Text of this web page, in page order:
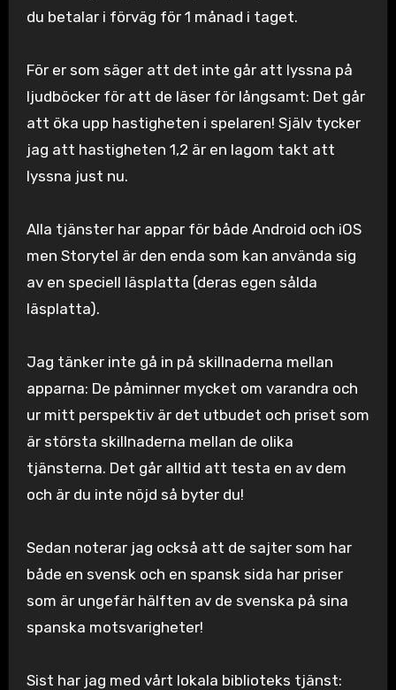
du betalar i förväg för 1 månad i taget.
För er som säger att det inte går att lyssna på
ljudböcker för att de läser för långsamt: Det går
att öka upp hastigheten i spelaren! Själv tycker
jag att hastigheten 1,2 är en lagom takt att
lyssna just nu.
Alla tjänster har appar för både Android och iOS
men Storytel är den enda som kan använda sig
av en speciell läsplatta (deras egen sålda
läsplatta).
Jag tänker inte gå in på skillnaderna mellan
apparna: De påminner mycket om varandra och
ur mitt perspektiv är det utbudet och priset som
är största skillnaderna mellan de olika
tjänsterna. Det går alltid att testa en av dem
och är du inte nöjd så byter du!
Sedan noterar jag också att de sajter som har
både en svensk och en spansk sida har priser
som är ungefär hälften av de svenska på sina
spanska motsvarigheter!
Sist har jag med vårt lokala biblioteks tjänst: